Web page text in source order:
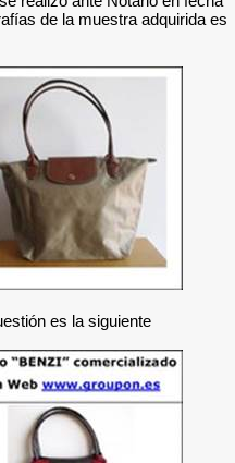
19 de diciembre de 2012.
La comparativa de los